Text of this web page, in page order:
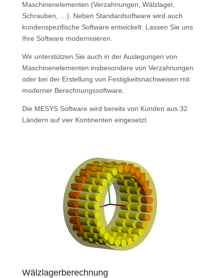
Maschinenelementen (Verzahnungen, Wälzlager,
Schrauben, …). Neben Standardsoftware wird auch
kundenspezifische Software entwickelt. Lassen Sie uns
Ihre Software modernisieren.
Wir unterstützen Sie auch in der Auslegungen von
Maschinenelementen insbesondere von Verzahnungen
oder bei der Erstellung von Festigkeitsnachweisen mit
moderner Berechnungssoftware.
Die MESYS Software wird bereits von Kunden aus 32
Ländern auf vier Kontinenten eingesetzt.
Wälzlagerberechnung